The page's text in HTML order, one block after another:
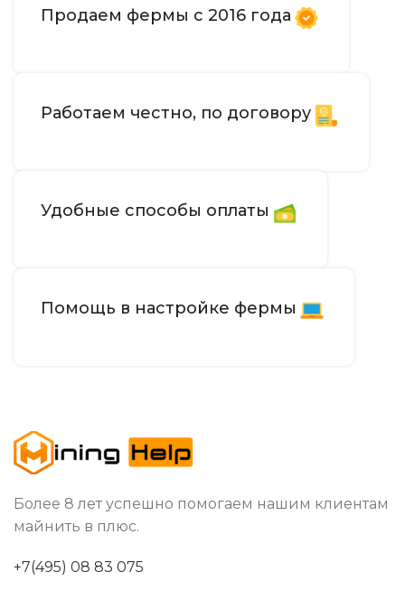
Продаем фермы с 2016 года
Работаем честно, по договору
Удобные способы оплаты
Помощь в настройке фермы
Более 8 лет успешно помогаем нашим клиентам
майнить в плюс.
+7(495) 08 83 075